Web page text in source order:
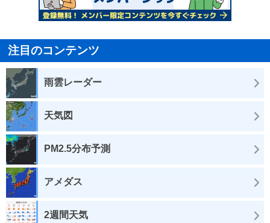
注目のコンテンツ
雨雲レーダー
天気図
PM2.5分布予測
アメダス
2週間天気